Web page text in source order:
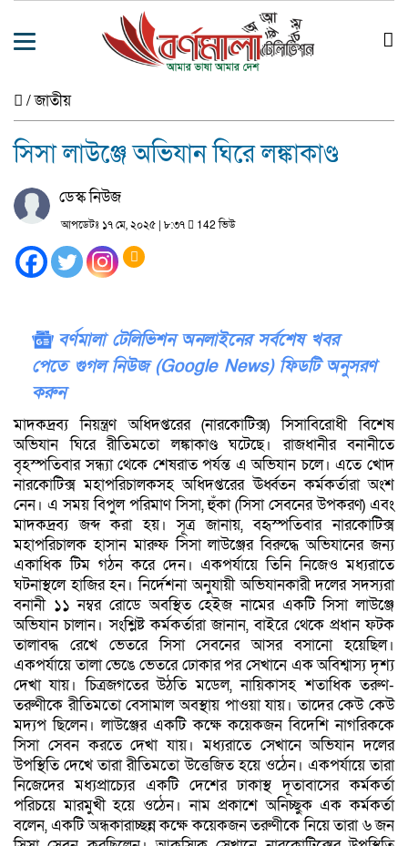
/জাতীয়
সিসা লাউঞ্জে অভিযান ঘিরে লঙ্কাকাণ্ড
ডেস্ক নিউজ
আপডেটঃ ১৭ মে, ২০২৫ | ৮:৩৭ 142 ভিউ
বর্ণমালা টেলিভিশন অনলাইনের সর্বশেষ খবর
পেতে গুগল নিউজ (Google News) ফিডটি অনুসরণ
করুন
মাদকদ্রব্য নিয়ন্ত্রণ অধিদপ্তরের (নারকোটিক্স) সিসাবিরোধী বিশেষ
অভিযান ঘিরে রীতিমতো লঙ্কাকাণ্ড ঘটেছে। রাজধানীর বনানীতে
বৃহস্পতিবার সন্ধ্যা থেকে শেষরাত পর্যন্ত এ অভিযান চলে। এতে খোদ
নারকোটিক্স মহাপরিচালকসহ অধিদপ্তরের ঊর্ধ্বতন কর্মকর্তারা অংশ
নেন। এ সময় বিপুল পরিমাণ সিসা, হুঁকা (সিসা সেবনের উপকরণ) এবং
মাদকদ্রব্য জব্দ করা হয়। সূত্র জানায়, বহৃস্পতিবার নারকোটিক্স
মহাপরিচালক হাসান মারুফ সিসা লাউঞ্জের বিরুদ্ধে অভিযানের জন্য
একাধিক টিম গঠন করে দেন। একপর্যায়ে তিনি নিজেও মধ্যরাতে
ঘটনাস্থলে হাজির হন। নির্দেশনা অনুযায়ী অভিযানকারী দলের সদস্যরা
বনানী ১১ নম্বর রোডে অবস্থিত হেইজ নামের একটি সিসা লাউঞ্জে
অভিযান চালান। সংশ্লিষ্ট কর্মকর্তারা জানান, বাইরে থেকে প্রধান ফটক
তালাবদ্ধ রেখে ভেতরে সিসা সেবনের আসর বসানো হয়েছিল।
একপর্যায়ে তালা ভেঙে ভেতরে ঢোকার পর সেখানে এক অবিশ্বাস্য দৃশ্য
দেখা যায়। চিত্রজগতের উঠতি মডেল, নায়িকাসহ শতাধিক তরুণ-
তরুণীকে রীতিমতো বেসামাল অবস্থায় পাওয়া যায়। তাদের কেউ কেউ
মদ্যপ ছিলেন। লাউঞ্জের একটি কক্ষে কয়েকজন বিদেশি নাগরিককে
সিসা সেবন করতে দেখা যায়। মধ্যরাতে সেখানে অভিযান দলের
উপস্থিতি দেখে তারা রীতিমতো উত্তেজিত হয়ে ওঠেন। একপর্যায়ে তারা
নিজেদের মধ্যপ্রাচ্যের একটি দেশের ঢাকাস্থ দূতাবাসের কর্মকর্তা
পরিচয়ে মারমুখী হয়ে ওঠেন। নাম প্রকাশে অনিচ্ছুক এক কর্মকর্তা
বলেন, একটি অন্ধকারাচ্ছন্ন কক্ষে কয়েকজন তরুণীকে নিয়ে তারা ৬ জন